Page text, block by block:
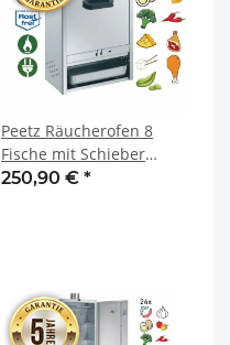
Peetz Räucherofen 8
Fische mit Schieber
Edelstahl rostfrei 28 x 39
250,90 € *